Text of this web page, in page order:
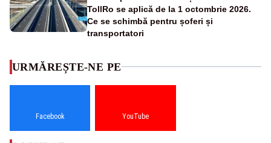
TollRo se aplică de la 1 octombrie 2026.
Ce se schimbă pentru șoferi și
transportatori
URMĂREȘTE-NE PE
Facebook YouTube